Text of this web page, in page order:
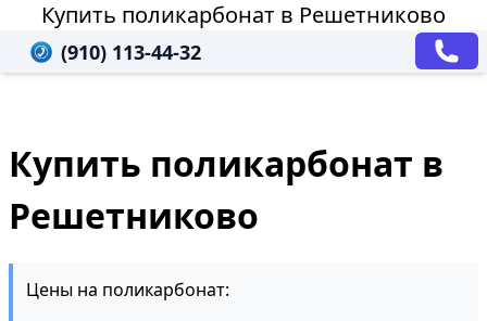
Купить поликарбонат в Решетниково
(910) 113-44-32
Купить поликарбонат в
Решетниково
Цены на поликарбонат: